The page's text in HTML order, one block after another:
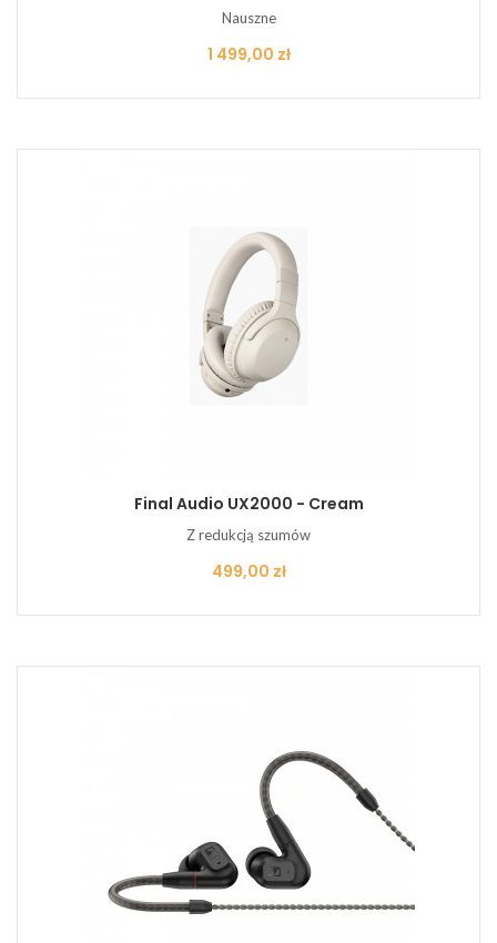
Nauszne
Cena
1 499,00 zł
Final Audio UX2000 - Cream
Z redukcją szumów
Cena
499,00 zł